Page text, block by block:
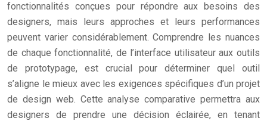
fonctionnalités conçues pour répondre aux besoins des
designers, mais leurs approches et leurs performances
peuvent varier considérablement. Comprendre les nuances
de chaque fonctionnalité, de l’interface utilisateur aux outils
de prototypage, est crucial pour déterminer quel outil
s’aligne le mieux avec les exigences spécifiques d’un projet
de design web. Cette analyse comparative permettra aux
designers de prendre une décision éclairée, en tenant